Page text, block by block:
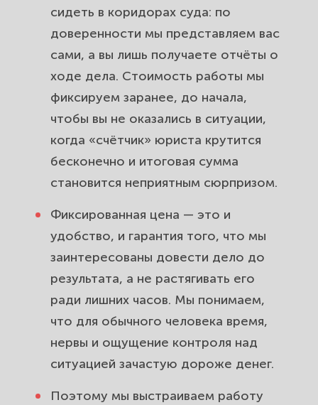
сидеть в коридорах суда: по
доверенности мы представляем вас
сами, а вы лишь получаете отчёты о
ходе дела. Стоимость работы мы
фиксируем заранее, до начала,
чтобы вы не оказались в ситуации,
когда «счётчик» юриста крутится
бесконечно и итоговая сумма
становится неприятным сюрпризом.
Фиксированная цена — это и
удобство, и гарантия того, что мы
заинтересованы довести дело до
результата, а не растягивать его
ради лишних часов. Мы понимаем,
что для обычного человека время,
нервы и ощущение контроля над
ситуацией зачастую дороже денег.
Поэтому мы выстраиваем работу